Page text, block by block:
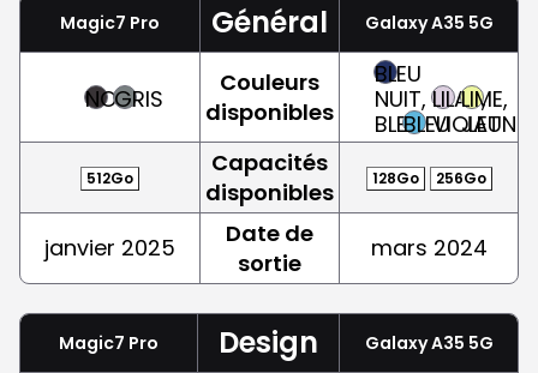
Magic7 Pro Général Galaxy A35 5G
NOIRGRIS
Couleurs
disponibles
BLEU
NUIT,
BLEUBLEU
LILAS,
VIOLET
LIME,
JAUNE
512Go
Capacités
disponibles
128Go 256Go
janvier 2025
Date de
sortie
mars 2024
Magic7 Pro Design Galaxy A35 5G